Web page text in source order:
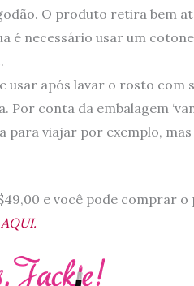
O produto retira bem
é necessário usar um
usar após lavar o rosto com
conta da embalagem
viajar por exemplo,
e você pode comprar
AQUI.